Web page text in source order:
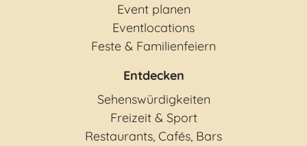
Event planen
Eventlocations
Feste & Familienfeiern
Entdecken
Sehenswürdigkeiten
Freizeit & Sport
Restaurants, Cafés, Bars